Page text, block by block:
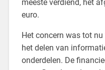
meeste verdiend, het
euro.
Het concern was tot
het delen van
onderdelen. De